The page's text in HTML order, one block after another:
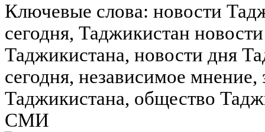
Ключевые слова: новости
сегодня, Таджикистан
Таджикистана, новости дня
сегодня, независимое
Таджикистана, общество
СМИ